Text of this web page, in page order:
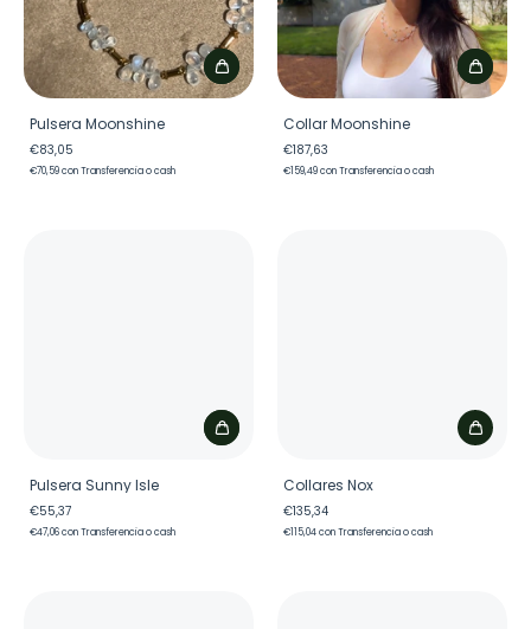
Pulsera Moonshine
€83,05
€70,59conTransferencia o cash
Collar Moonshine
€187,63
€159,49conTransferencia o cash
Pulsera Sunny Isle
€55,37
€47,06conTransferencia o cash
Collares Nox
€135,34
€115,04conTransferencia o cash